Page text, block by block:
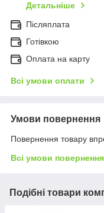
Детальніше
Післяплата
Готівкою
Оплата на карту
Всі умови оплати
Умови повернення
Повернення товару
Всі умови повернення
Подібні товари